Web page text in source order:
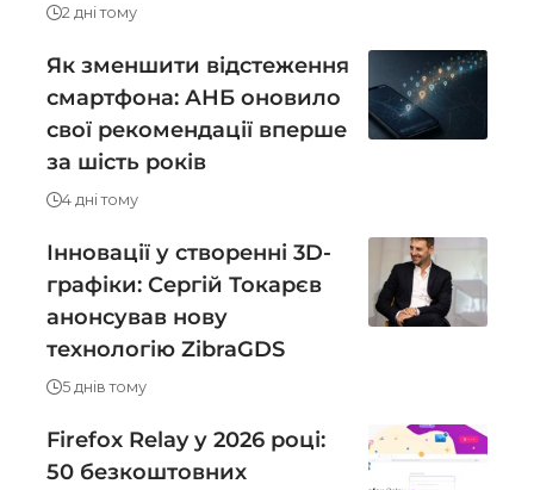
2 дні тому
Як зменшити відстеження
смартфона: АНБ оновило
свої рекомендації вперше
за шість років
4 дні тому
Інновації у створенні 3D-
графіки: Сергій Токарєв
анонсував нову
технологію ZibraGDS
5 днів тому
Firefox Relay у 2026 році:
50 безкоштовних